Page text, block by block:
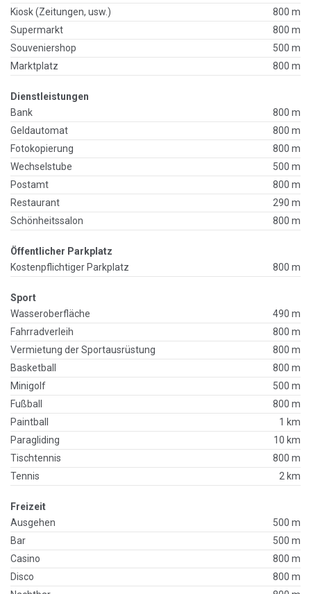
Kiosk (Zeitungen, usw.)
800 m
Supermarkt
800 m
Souveniershop
500 m
Marktplatz
800 m
Dienstleistungen
Bank
800 m
Geldautomat
800 m
Fotokopierung
800 m
Wechselstube
500 m
Postamt
800 m
Restaurant
290 m
Schönheitssalon
800 m
Öffentlicher Parkplatz
Kostenpflichtiger Parkplatz
800 m
Sport
Wasseroberfläche
490 m
Fahrradverleih
800 m
Vermietung der Sportausrüstung
800 m
Basketball
800 m
Minigolf
500 m
Fußball
800 m
Paintball
1 km
Paragliding
10 km
Tischtennis
800 m
Tennis
2 km
Freizeit
Ausgehen
500 m
Bar
500 m
Casino
800 m
Disco
800 m